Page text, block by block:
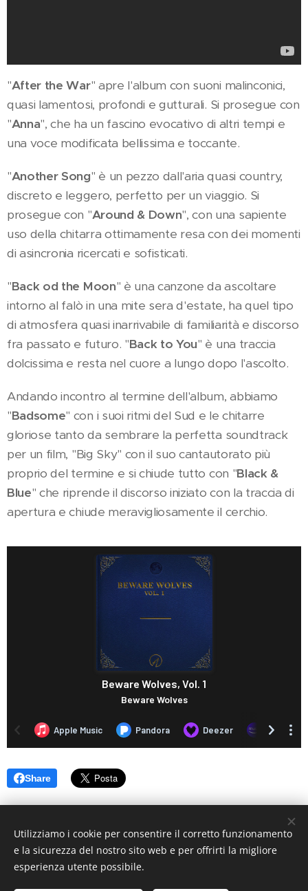
"After the War" apre l'album con suoni malinconici,
quasi lamentosi, profondi e gutturali. Si prosegue con
"Anna", che ha un fascino evocativo di altri tempi e
una voce modificata bellissima e toccante.
"Another Song" è un pezzo dall'aria quasi country,
discreto e leggero, perfetto per un viaggio. Si
prosegue con "Around & Down", con una sapiente
uso della chitarra ottimamente resa con dei momenti
di asincronia ricercati e sofisticati.
"Back od the Moon" è una canzone da ascoltare
intorno al falò in una mite sera d'estate, ha quel tipo
di atmosfera quasi inarrivabile di familiarità e discorso
fra passato e futuro. "Back to You" è una traccia
dolcissima e resta nel cuore a lungo dopo l'ascolto.
Andando incontro al termine dell'album, abbiamo
"Badsome" con i suoi ritmi del Sud e le chitarre
gloriose tanto da sembrare la perfetta soundtrack
per un film, "Big Sky" con il suo cantautorato più
proprio del termine e si chiude tutto con "Black &
Blue" che riprende il discorso iniziato con la traccia di
apertura e chiude meravigliosamente il cerchio.
Share
© 2019 www.artistionline.tv
Email: info@artistionline.tv Tel.3925001708 P.IVA 02838250351
Utilizziamo i cookie per consentire il corretto funzionamento
e la sicurezza del nostro sito web e per offrirti la migliore
esperienza utente possibile.